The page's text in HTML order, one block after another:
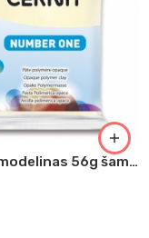
Cernit modelinas 56g šampano spalvos 045